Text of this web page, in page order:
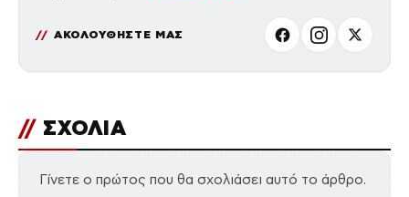
ΑΚΟΛΟΥΘΗΣΤΕ ΜΑΣ
// ΣΧΟΛΙΑ
Γίνετε ο πρώτος που θα σχολιάσει αυτό το άρθρο.